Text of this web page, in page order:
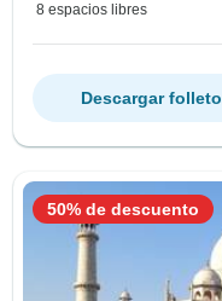
8 espacios libres
Descargar folleto
50% de descuento